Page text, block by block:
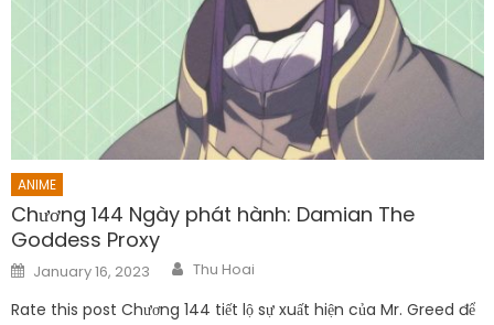
ANIME
Chương 144 Ngày phát hành: Damian The
Goddess Proxy
Posted
on
January 16, 2023 Author
Thu Hoai
Rate this post Chương 144 tiết lộ sự xuất hiện của Mr. Greed để